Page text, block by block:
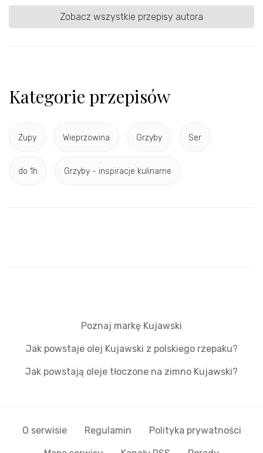
Zobacz wszystkie przepisy autora
Kategorie przepisów
Zupy Wieprzowina Grzyby Ser
do 1h Grzyby - inspiracje kulinarne
Poznaj markę Kujawski
Jak powstaje olej Kujawski z polskiego rzepaku?
Jak powstają oleje tłoczone na zimno Kujawski?
O serwisie Regulamin Polityka prywatności